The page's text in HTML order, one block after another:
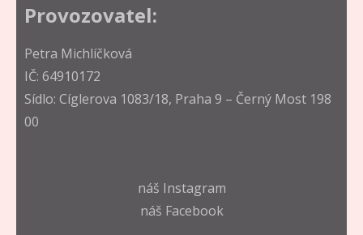
Provozovatel:
Petra Michlíčková
IČ: 64910172
Sídlo: Cíglerova 1083/18, Praha 9 – Černý Most 198
00
náš Instagram
náš Facebook